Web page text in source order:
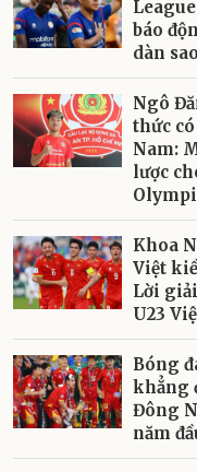
báo
dàn
Ngô
thức
Nam:
lược
Khoa
Việt
Lời
U23
Bóng
khẳng
Đông
năm